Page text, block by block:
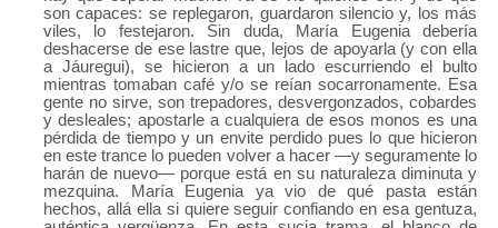
son capaces: se replegaron, guardaron silencio y, los más
viles, lo festejaron. Sin duda, María Eugenia debería
deshacerse de ese lastre que, lejos de apoyarla (y con ella
a Jáuregui), se hicieron a un lado escurriendo el bulto
mientras tomaban café y/o se reían socarronamente. Esa
gente no sirve, son trepadores, desvergonzados, cobardes
y desleales; apostarle a cualquiera de esos monos es una
pérdida de tiempo y un envite perdido pues lo que hicieron
en este trance lo pueden volver a hacer —y seguramente lo
harán de nuevo— porque está en su naturaleza diminuta y
mezquina. María Eugenia ya vio de qué pasta están
hechos, allá ella si quiere seguir confiando en esa gentuza,